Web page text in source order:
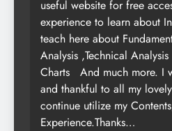
useful website for free
experience to learn about
teach here about
Analysis ,Technical
Charts
And much more. I
and thankful to all my
continue utilize my
Experience.Thanks…